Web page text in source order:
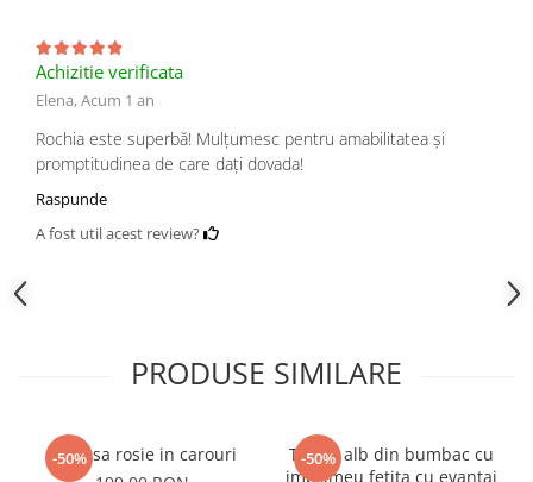
Achizitie verificata
Elena,Acum 1 an
Rochia este superbă! Mulțumesc pentru amabilitatea și
promptitudinea de care dați dovada!
Raspunde
A fost util acest review?
PRODUSE SIMILARE
-50%
Camasa rosie in carouri
-50%
Tricou alb din bumbac cu
imprimeu fetita cu evantai